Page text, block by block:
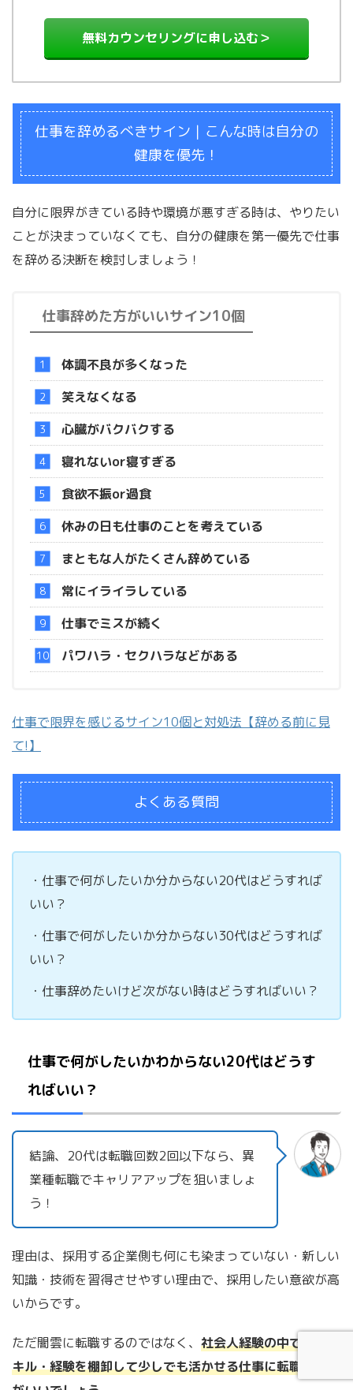
無料カウンセリングに申し込む＞
仕事を辞めるべきサイン｜こんな時は自分の
健康を優先！
自分に限界がきている時や環境が悪すぎる時は、やりたい
ことが決まっていなくても、自分の健康を第一優先で仕事
を辞める決断を検討しましょう！
仕事辞めた方がいいサイン10個
体調不良が多くなった
笑えなくなる
心臓がバクバクする
寝れないor寝すぎる
食欲不振or過食
休みの日も仕事のことを考えている
まともな人がたくさん辞めている
常にイライラしている
仕事でミスが続く
パワハラ・セクハラなどがある
仕事で限界を感じるサイン10個と対処法【辞める前に見
て!】
よくある質問
・仕事で何がしたいか分からない20代はどうすれば
いい？
・仕事で何がしたいか分からない30代はどうすれば
いい？
・仕事辞めたいけど次がない時はどうすればいい？
仕事で何がしたいかわからない20代はどうす
ればいい？
結論、20代は転職回数2回以下なら、異
業種転職でキャリアアップを狙いましょ
う！
理由は、採用する企業側も何にも染まっていない・新しい
知識・技術を習得させやすい理由で、採用したい意欲が高
いからです。
ただ闇雲に転職するのではなく、 社会人経験の中で得たス
キル・経験を棚卸して少しでも活かせる仕事に転職した方